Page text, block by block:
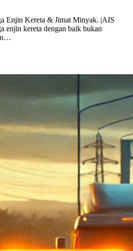
Enjin Kereta & Jimat Minyak. |AIS
enjin kereta dengan baik bukan